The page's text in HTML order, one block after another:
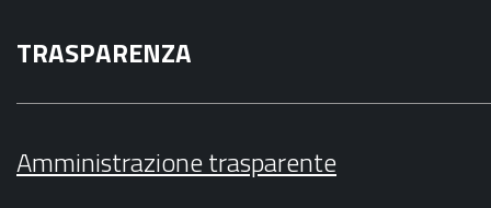
TRASPARENZA
Amministrazione trasparente